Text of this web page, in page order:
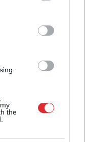
party tags to
in below Google
the
un
par